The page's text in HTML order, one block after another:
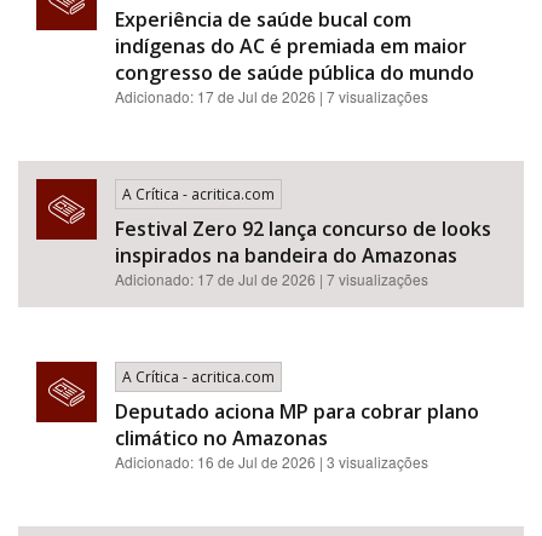
Experiência de saúde bucal com
indígenas do AC é premiada em maior
congresso de saúde pública do mundo
Adicionado: 17 de Jul de 2026 | 7 visualizações
A Crítica - acritica.com
Festival Zero 92 lança concurso de looks
inspirados na bandeira do Amazonas
Adicionado: 17 de Jul de 2026 | 7 visualizações
A Crítica - acritica.com
Deputado aciona MP para cobrar plano
climático no Amazonas
Adicionado: 16 de Jul de 2026 | 3 visualizações